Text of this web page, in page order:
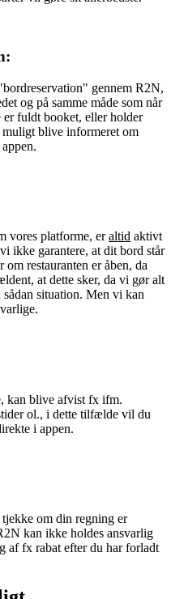
gennem R2N,
og på samme måde som når
er fuldt booket, eller holder
blive informeret om
vores platforme, eraltid aktivt
ikke garantere, at dit bord står
restauranten er åben, da
at dette sker, da vi gør alt
situation. Men vi kan
kan blive afvist fx ifm.
ol., i dette tilfælde vil du
i appen.
tjekke om din regning er
kan ikke holdes ansvarlig
af fx rabat efter du har forladt